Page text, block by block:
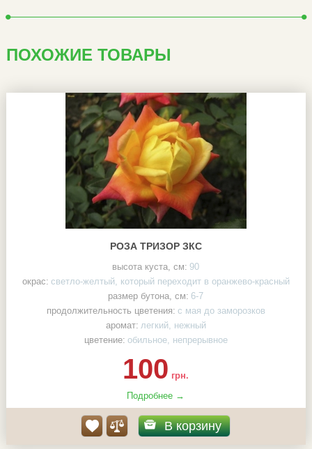
ПОХОЖИЕ ТОВАРЫ
РОЗА ТРИЗОР ЗКС
высота куста, см: 90
окрас: светло-желтый, который переходит в оранжево-красный
размер бутона, см: 6-7
продолжительность цветения: с мая до заморозков
аромат: легкий, нежный
цветение: обильное, непрерывное
100 грн.
Подробнее →
В корзину